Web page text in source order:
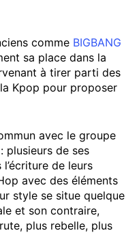
comme BIGBANG
sa place dans la
à tirer parti des
Kpop pour proposer
avec le groupe
plusieurs de ses
de leurs
avec des éléments
style se situe quelque
et son contraire,
plus rebelle, plus